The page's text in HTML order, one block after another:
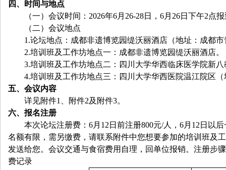
四、时间与地点
（一）会议时间： 2026年6月 26-28日， 6月 26日下午2点
（二）会议地点
1.论坛地点：成都非遗博览园缇沃丽酒店（地址：成都
2.培训班及工作坊地点一：成都非遗博览园缇沃丽酒店。
3.培训班及工作坊地点二：四川大学华西临床医学院新
4.培训班及工作坊地点三：四川大学华西医院温江院区
五、会议内容
详见附件1 、附件2及附件3。
六、报名注册
本次论坛注册费： 6月 12 日前注册800元/人， 6月 12 日以
名额有限，需另缴费，请联系附件中您想要参加的培训班及
发送给您。会议交通与食宿费用自理，回单位报销。注册
费记录